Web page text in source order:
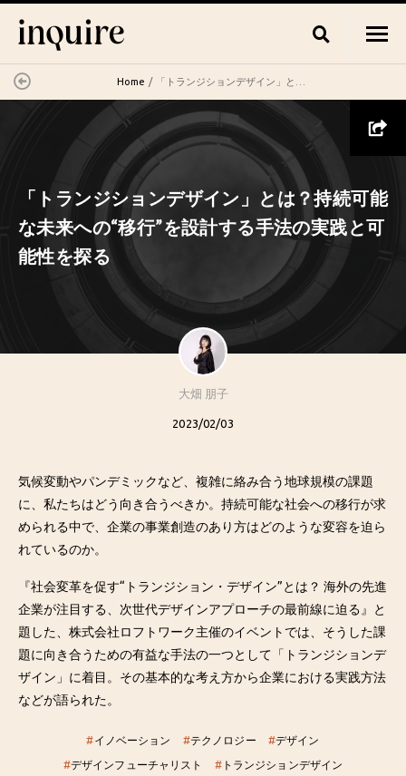
Home 「トランジションデザイン」とは？持続可能な未来への“移行”を設計する手法の実践と可能性を探る
「トランジションデザイン」とは？持続可能
な未来への“移行”を設計する手法の実践と可
能性を探る
大畑 朋子
2023/02/03
気候変動やパンデミックなど、複雑に絡み合う地球規模の課題
に、私たちはどう向き合うべきか。持続可能な社会への移行が求
められる中で、企業の事業創造のあり方はどのような変容を迫ら
れているのか。
『社会変革を促す“トランジション・デザイン”とは？ 海外の先進
企業が注目する、次世代デザインアプローチの最前線に迫る』と
題した、株式会社ロフトワーク主催のイベント では、そうした課
題に向き合うための有益な手法の一つとして「トランジションデ
ザイン」に着目。その基本的な考え方から企業における実践方法
などが語られた。
#イノベーション #テクノロジー #デザイン
#デザインフューチャリスト #トランジションデザイン